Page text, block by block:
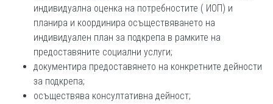
индивидуална оценка на потребностите ( ИОП) и
планира и координира осъществяването на
индивидуален план за подкрепа в рамките на
предоставяните социални услуги;
документира предоставянето на конкретните дейности
за подкрепа;
осъществява консултативна дейност;